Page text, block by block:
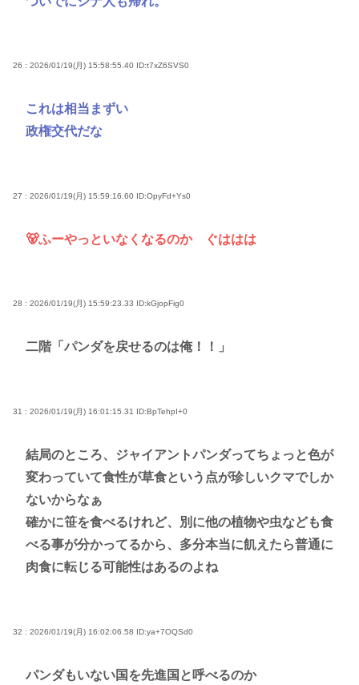
26 : 2026/01/19(月) 15:58:55.40 ID:t7xZ6SVS0
これは相当まずい
政権交代だな
27 : 2026/01/19(月) 15:59:16.60 ID:OpyFd+Ys0
🐻ふーやっといなくなるのか ぐははは
28 : 2026/01/19(月) 15:59:23.33 ID:kGjopFig0
二階「パンダを戻せるのは俺！！」
31 : 2026/01/19(月) 16:01:15.31 ID:BpTehpI+0
結局のところ、ジャイアントパンダってちょっと色が
変わっていて食性が草食という点が珍しいクマでしか
ないからなぁ
確かに笹を食べるけれど、別に他の植物や虫なども食
べる事が分かってるから、多分本当に飢えたら普通に
肉食に転じる可能性はあるのよね
32 : 2026/01/19(月) 16:02:06.58 ID:ya+7OQSd0
パンダもいない国を先進国と呼べるのか